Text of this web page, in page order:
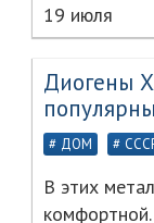
19 июля
Диогены
ДОМ
В этих
комфортной.